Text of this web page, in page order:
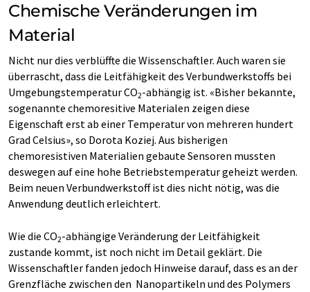
Chemische Veränderungen im
Material
Nicht nur dies verblüffte die Wissenschaftler. Auch waren sie
überrascht, dass die Leitfähigkeit des Verbundwerkstoffs bei
Umgebungstemperatur CO2-abhängig ist. «Bisher bekannte,
sogenannte chemoresitive Materialen zeigen diese
Eigenschaft erst ab einer Temperatur von mehreren hundert
Grad Celsius», so Dorota Koziej. Aus bisherigen
chemoresistiven Materialien gebaute Sensoren mussten
deswegen auf eine hohe Betriebstemperatur geheizt werden.
Beim neuen Verbundwerkstoff ist dies nicht nötig, was die
Anwendung deutlich erleichtert.
Wie die CO2-abhängige Veränderung der Leitfähigkeit
zustande kommt, ist noch nicht im Detail geklärt. Die
Wissenschaftler fanden jedoch Hinweise darauf, dass es an der
Grenzfläche zwischen den Nanopartikeln und des Polymers